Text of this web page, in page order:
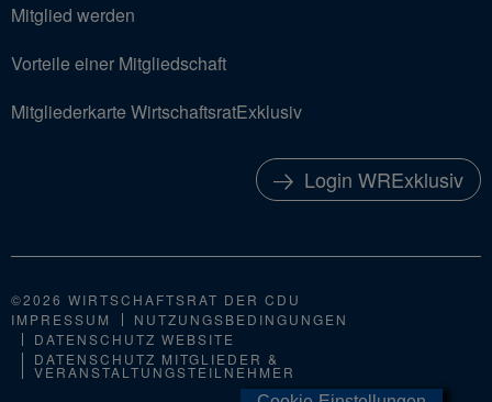
Mitglied werden
Vorteile einer Mitgliedschaft
Mitgliederkarte WirtschaftsratExklusiv
Login WRExklusiv
©2026 WIRTSCHAFTSRAT DER CDU
IMPRESSUM
NUTZUNGSBEDINGUNGEN
DATENSCHUTZ WEBSITE
DATENSCHUTZ MITGLIEDER &
VERANSTALTUNGSTEILNEHMER